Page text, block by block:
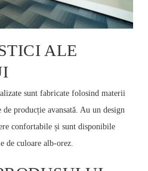
ALE
sunt fabricate folosind materii
producție avansată. Au un design
confortabile și sunt disponibile
de culoare alb-orez.